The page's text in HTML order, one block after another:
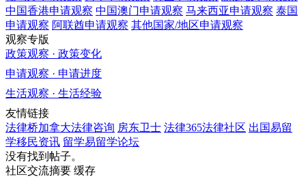
中国香港申请观察 中国澳门申请观察 马来西亚申请观察 泰国
申请观察 阿联酋申请观察 其他国家/地区申请观察
观察专版
政策观察 · 政策变化
申请观察 · 申请进度
生活观察 · 生活经验
友情链接
法律桥加拿大法律咨询 房东卫士 法律365法律社区 出国易留
学移民资讯 留学易留学论坛
没有找到帖子。
社区交流摘要 缓存